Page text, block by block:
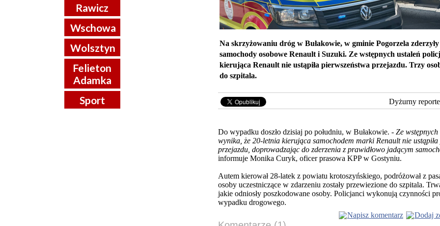
Rawicz
Wschowa
Wolsztyn
Felieton
Adamka
Sport
Na skrzyżowaniu dróg w Bułakowie, w gminie Pogorzela zderzyły
samochody osobowe Renault i Suzuki. Ze wstępnych ustaleń
kierująca Renault nie ustąpiła pierwszeństwa przejazdu. Trzy
do szpitala.
Dyżurny
Do wypadku doszło dzisiaj po południu, w Bułakowie. - Ze
wynika, że 20-letnia kierująca samochodem marki Renault nie
przejazdu, doprowadzając do zderzenia z prawidłowo jadącym
informuje Monika Curyk, oficer prasowa KPP w Gostyniu.
Autem kierował 28-latek z powiatu krotoszyńskiego, podróżował z
osoby uczestniczące w zdarzeniu zostały przewiezione do szpitala.
jakie odniosły poszkodowane osoby. Policjanci wykonują czynności
wypadku drogowego.
Napisz komentarz
Dodaj